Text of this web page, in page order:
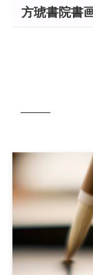
方琥書院書